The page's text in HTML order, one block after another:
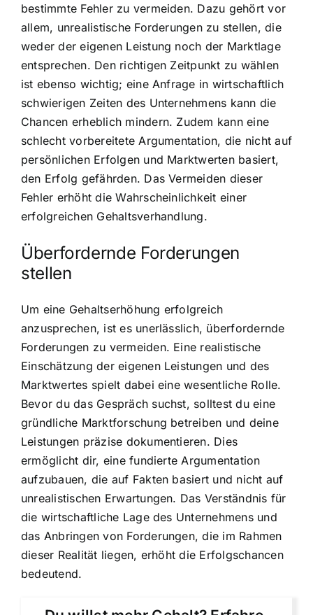
bestimmte Fehler zu vermeiden. Dazu gehört vor
allem, unrealistische Forderungen zu stellen, die
weder der eigenen Leistung noch der Marktlage
entsprechen. Den richtigen Zeitpunkt zu wählen
ist ebenso wichtig; eine Anfrage in wirtschaftlich
schwierigen Zeiten des Unternehmens kann die
Chancen erheblich mindern. Zudem kann eine
schlecht vorbereitete Argumentation, die nicht auf
persönlichen Erfolgen und Marktwerten basiert,
den Erfolg gefährden. Das Vermeiden dieser
Fehler erhöht die Wahrscheinlichkeit einer
erfolgreichen Gehaltsverhandlung.
Überfordernde Forderungen
stellen
Um eine Gehaltserhöhung erfolgreich
anzusprechen, ist es unerlässlich, überfordernde
Forderungen zu vermeiden. Eine realistische
Einschätzung der eigenen Leistungen und des
Marktwertes spielt dabei eine wesentliche Rolle.
Bevor du das Gespräch suchst, solltest du eine
gründliche Marktforschung betreiben und deine
Leistungen präzise dokumentieren. Dies
ermöglicht dir, eine fundierte Argumentation
aufzubauen, die auf Fakten basiert und nicht auf
unrealistischen Erwartungen. Das Verständnis für
die wirtschaftliche Lage des Unternehmens und
das Anbringen von Forderungen, die im Rahmen
dieser Realität liegen, erhöht die Erfolgschancen
bedeutend.